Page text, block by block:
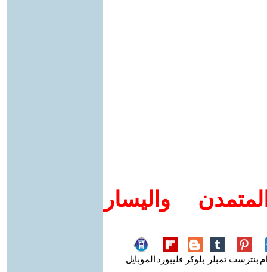
واليسار
بنترست تمبلر بلوكر فليبورد الموبايل